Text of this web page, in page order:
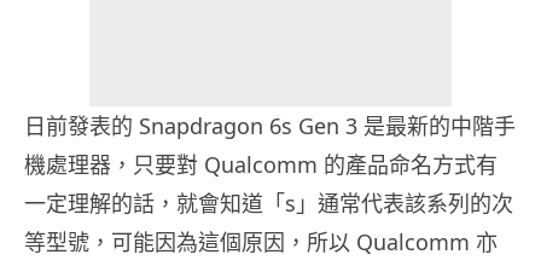
日前發表的 Snapdragon 6s Gen 3 是最新的中階手
機處理器，只要對 Qualcomm 的產品命名方式有
一定理解的話，就會知道「s」通常代表該系列的次
等型號，可能因為這個原因，所以 Qualcomm 亦